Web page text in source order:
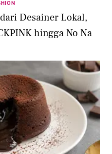
Desainer Lokal,
hingga No Na